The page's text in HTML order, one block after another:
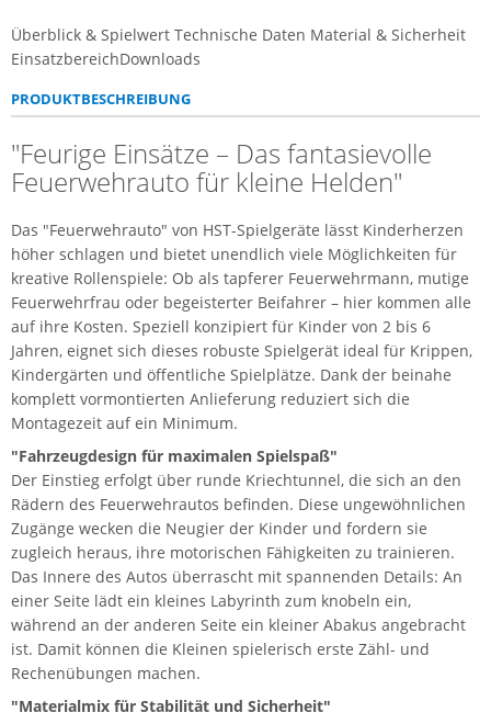
Überblick & Spielwert Technische Daten Material & Sicherheit
EinsatzbereichDownloads
PRODUKTBESCHREIBUNG
"Feurige Einsätze – Das fantasievolle
Feuerwehrauto für kleine Helden"
Das "Feuerwehrauto" von HST-Spielgeräte lässt Kinderherzen
höher schlagen und bietet unendlich viele Möglichkeiten für
kreative Rollenspiele: Ob als tapferer Feuerwehrmann, mutige
Feuerwehrfrau oder begeisterter Beifahrer – hier kommen alle
auf ihre Kosten. Speziell konzipiert für Kinder von 2 bis 6
Jahren, eignet sich dieses robuste Spielgerät ideal für Krippen,
Kindergärten und öffentliche Spielplätze. Dank der beinahe
komplett vormontierten Anlieferung reduziert sich die
Montagezeit auf ein Minimum.
"Fahrzeugdesign für maximalen Spielspaß"
Der Einstieg erfolgt über runde Kriechtunnel, die sich an den
Rädern des Feuerwehrautos befinden. Diese ungewöhnlichen
Zugänge wecken die Neugier der Kinder und fordern sie
zugleich heraus, ihre motorischen Fähigkeiten zu trainieren.
Das Innere des Autos überrascht mit spannenden Details: An
einer Seite lädt ein kleines Labyrinth zum knobeln ein,
während an der anderen Seite ein kleiner Abakus angebracht
ist. Damit können die Kleinen spielerisch erste Zähl- und
Rechenübungen machen.
"Materialmix für Stabilität und Sicherheit"